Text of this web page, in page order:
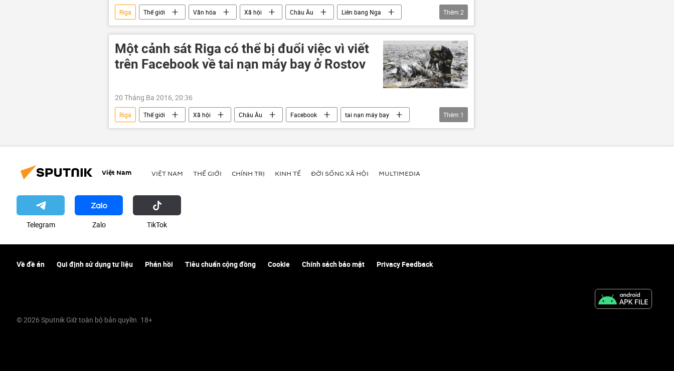
Riga Thế giới Văn hóa Xã hội Châu Âu
Liên bang Nga
Liên Xô
Latvia
Thêm 2
Một сảnh sát Riga có thể bị đuổi việc vì viết
trên Facebook về tai nạn máy bay ở Rostov
20 Tháng Ba 2016, 20:36
Riga Thế giới Xã hội Châu Âu Facebook
tai nạn máy bay
Boeing-737-800
Thêm 1
Việt Nam VIỆT NAM THẾ GIỚI CHÍNH TRỊ KINH TẾ ĐỜI SỐNG XÃ HỘI MULTIMEDIA
Telegram Zalo ТikТоk
Về đề án Qui định sử dụng tư liệu Phản hồi Tiêu chuẩn cộng đồng Cookie Chính sách bảo mật Privacy Feedback
© 2026 Sputnik Giữ toàn bộ bản quyền. 18+